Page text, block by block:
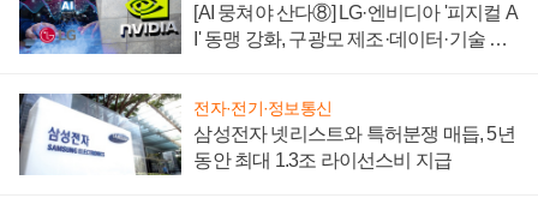
[AI 뭉쳐야 산다⑧] LG·엔비디아 '피지컬 A
I' 동맹 강화, 구광모 제조·데이터·기술 결
전자·전기·정보통신
삼성전자 넷리스트와 특허분쟁 매듭, 5년
동안 최대 1.3조 라이선스비 지급